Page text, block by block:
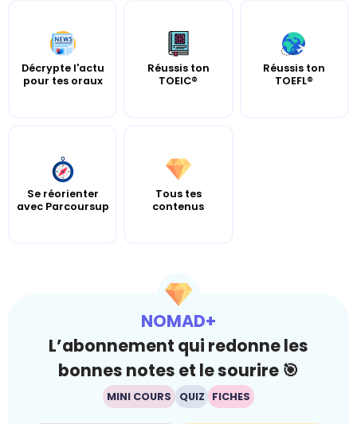
Décrypte l'actu
pour tes oraux
Réussis ton
TOEIC®
Réussis ton
TOEFL®
Se réorienter
avec Parcoursup
Tous tes
contenus
NOMAD+
L’abonnement qui redonne les
bonnes notes et le sourire 🎯
MINI COURS QUIZ FICHES